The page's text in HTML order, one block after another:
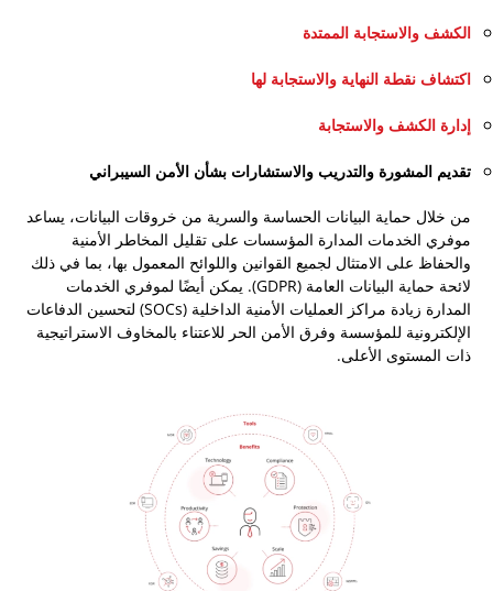
الكشف والاستجابة الممتدة
اكتشاف نقطة النهاية والاستجابة لها
إدارة الكشف والاستجابة
تقديم المشورة والتدريب والاستشارات بشأن الأمن السيبراني
من خلال حماية البيانات الحساسة والسرية من خروقات البيانات، يساعد
موفري الخدمات المدارة المؤسسات على تقليل المخاطر الأمنية
والحفاظ على الامتثال لجميع القوانين واللوائح المعمول بها، بما في ذلك
لائحة حماية البيانات العامة (GDPR). يمكن أيضًا لموفري الخدمات
المدارة زيادة مراكز العمليات الأمنية الداخلية (SOCs) لتحسين الدفاعات
الإلكترونية للمؤسسة وفرق الأمن الحر للاعتناء بالمخاوف الاستراتيجية
ذات المستوى الأعلى.